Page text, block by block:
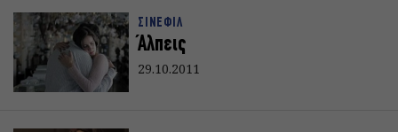
ΣΙΝΕΦΙΛ
Άλπεις
29.10.2011